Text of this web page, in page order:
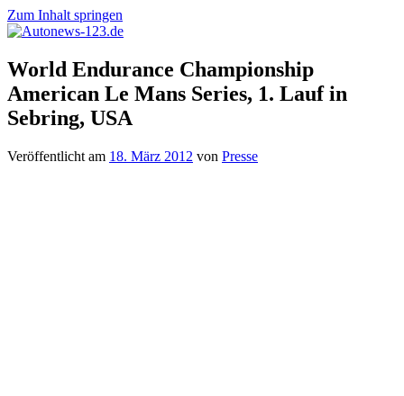
Zum Inhalt springen
Autonews-
123.de
Autonews
mit
Charme
World Endurance Championship
American Le Mans Series, 1. Lauf in
Sebring, USA
Veröffentlicht am 18. März 2012 von Presse